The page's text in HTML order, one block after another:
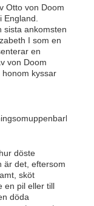
Otto von Doom
sista ankomsten
I som en
en
von Doom
honom kyssar
döste
är det, eftersom
sköt
en pil eller till
döda